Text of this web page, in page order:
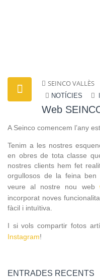
SEINCO VALLÈS
NOTÍCIES
Web
A Seinco comencem l’any
Tenim a les nostres
en obres de tota classe
nostres clients hem fet
orgullosos de la feina
veure al nostre nou web
incorporat noves
fàcil i intuïtiva.
I si vols compartir fotos
Instagram!
ENTRADES RECENTS